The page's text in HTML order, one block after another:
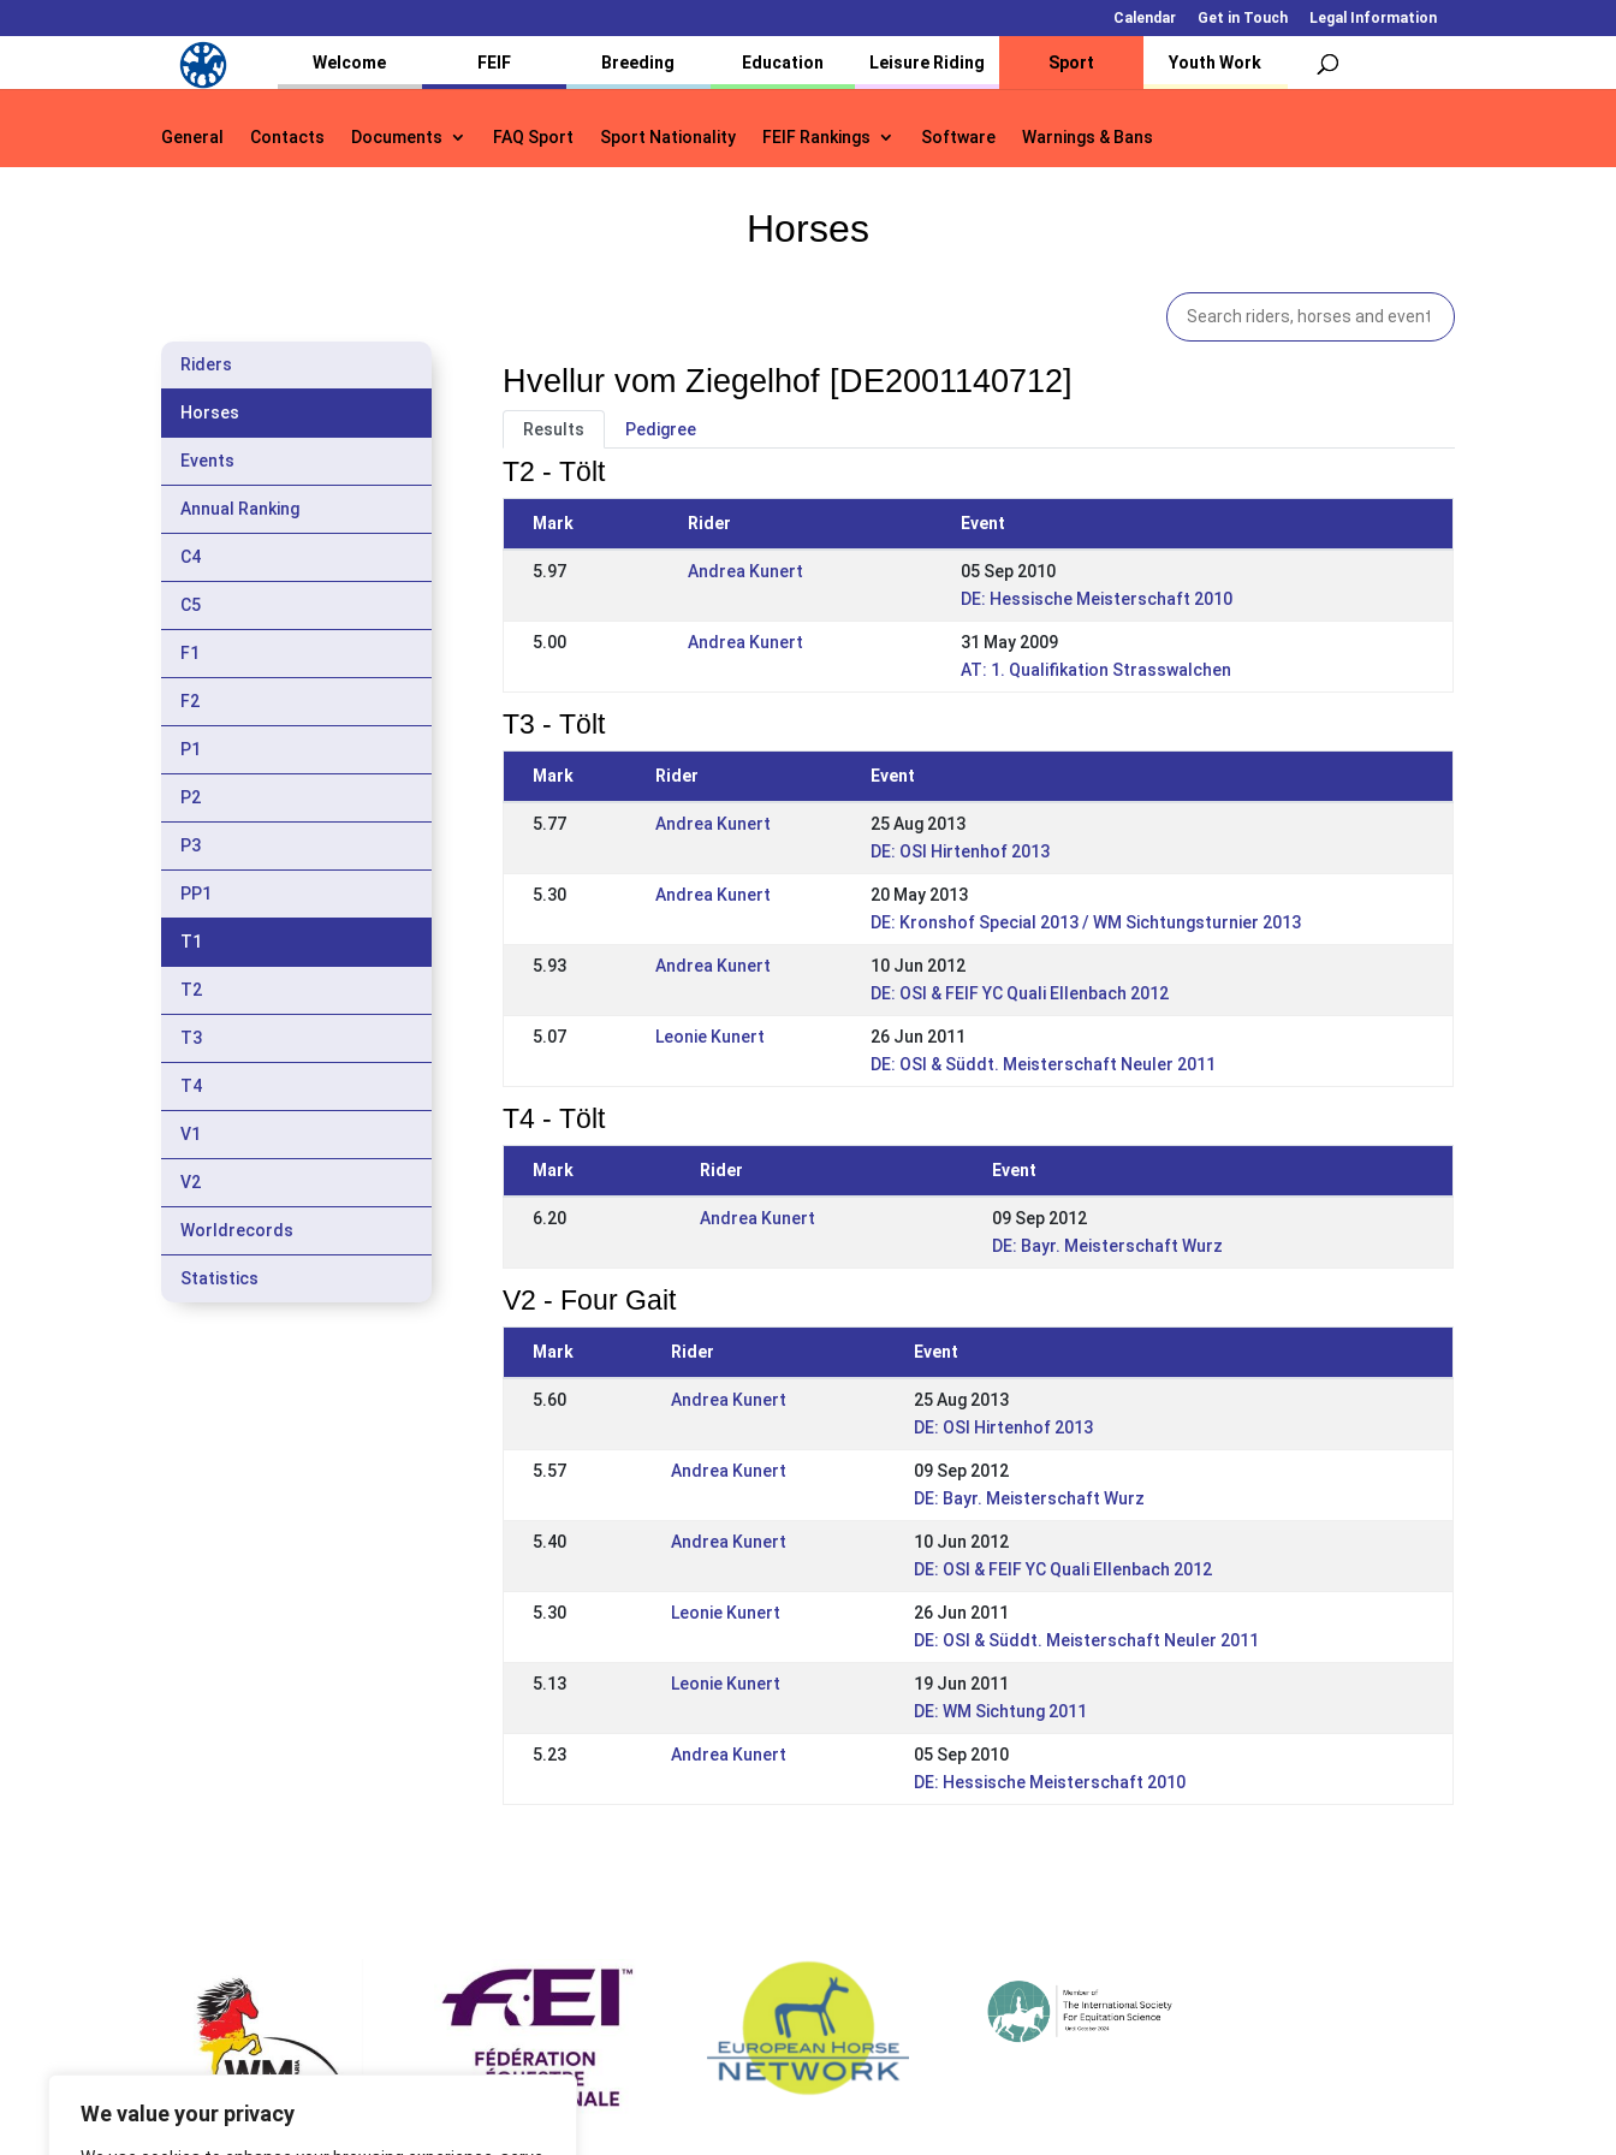
We value your privacy
Calendar Get in Touch Legal Information
Welcome FEIF Breeding Education Leisure Riding Sport Youth Work
General Contacts Documents FAQ Sport Sport Nationality FEIF Rankings Software Warnings & Bans
General Contacts Documents FAQ Sport Sport Nationality FEIF Rankings Software Warnings & Bans
Horses
Riders
Horses
Events
Annual Ranking
C4
C5
F1
F2
P1
P2
P3
PP1
T1
T2
T3
T4
V1
V2
Worldrecords
Statistics
Hvellur vom Ziegelhof [DE2001140712]
Results Pedigree
T2 - Tölt
Mark Rider Event
5.97 Andrea Kunert
05 Sep 2010
DE: Hessische Meisterschaft 2010
5.00 Andrea Kunert
31 May 2009
AT: 1. Qualifikation Strasswalchen
T3 - Tölt
Mark Rider Event
5.77 Andrea Kunert
25 Aug 2013
DE: OSI Hirtenhof 2013
5.30 Andrea Kunert
20 May 2013
DE: Kronshof Special 2013 / WM Sichtungsturnier 2013
5.93 Andrea Kunert
10 Jun 2012
DE: OSI & FEIF YC Quali Ellenbach 2012
5.07 Leonie Kunert
26 Jun 2011
DE: OSI & Süddt. Meisterschaft Neuler 2011
T4 - Tölt
Mark Rider Event
6.20 Andrea Kunert
09 Sep 2012
DE: Bayr. Meisterschaft Wurz
V2 - Four Gait
Mark Rider Event
5.60 Andrea Kunert
25 Aug 2013
DE: OSI Hirtenhof 2013
5.57 Andrea Kunert
09 Sep 2012
DE: Bayr. Meisterschaft Wurz
5.40 Andrea Kunert
10 Jun 2012
DE: OSI & FEIF YC Quali Ellenbach 2012
5.30 Leonie Kunert
26 Jun 2011
DE: OSI & Süddt. Meisterschaft Neuler 2011
5.13 Leonie Kunert
19 Jun 2011
DE: WM Sichtung 2011
5.23 Andrea Kunert
05 Sep 2010
DE: Hessische Meisterschaft 2010